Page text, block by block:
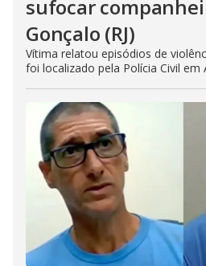
sufocar
Gonçalo (RJ)
Vítima relatou episódios de
foi localizado pela Polícia Civil em